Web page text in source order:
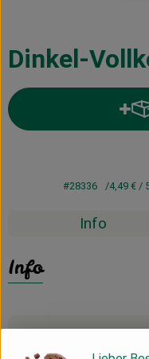
Lieferservice
Neues vom Hof
Dinkel-
#28336 4,49 € /
Info
Info